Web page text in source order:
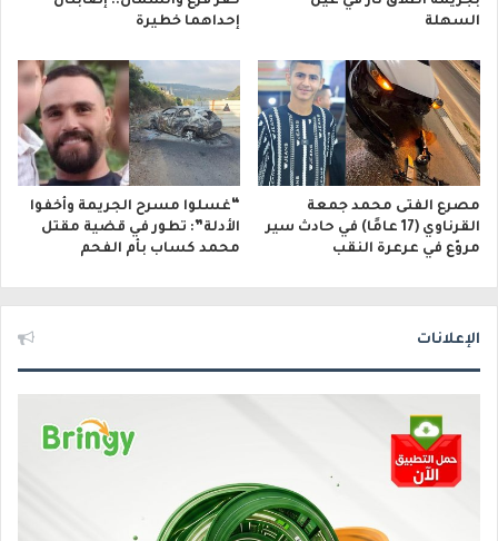
السهلة
إحداهما خطيرة
مصرع الفتى محمد جمعة
القرناوي (17 عامًا) في حادث سير
مروّع في عرعرة النقب
“غسلوا مسرح الجريمة وأخفوا
الأدلة”: تطور في قضية مقتل
محمد كساب بأم الفحم
الإعلانات